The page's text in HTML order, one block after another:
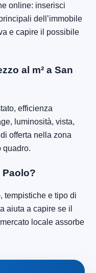
online: inserisci
dell’immobile
e capire il possibile
al m² a San
efficienza
luminosità, vista,
offerta nella zona
quadro.
Paolo?
tempistiche e tipo di
aiuta a capire se il
locale assorbe